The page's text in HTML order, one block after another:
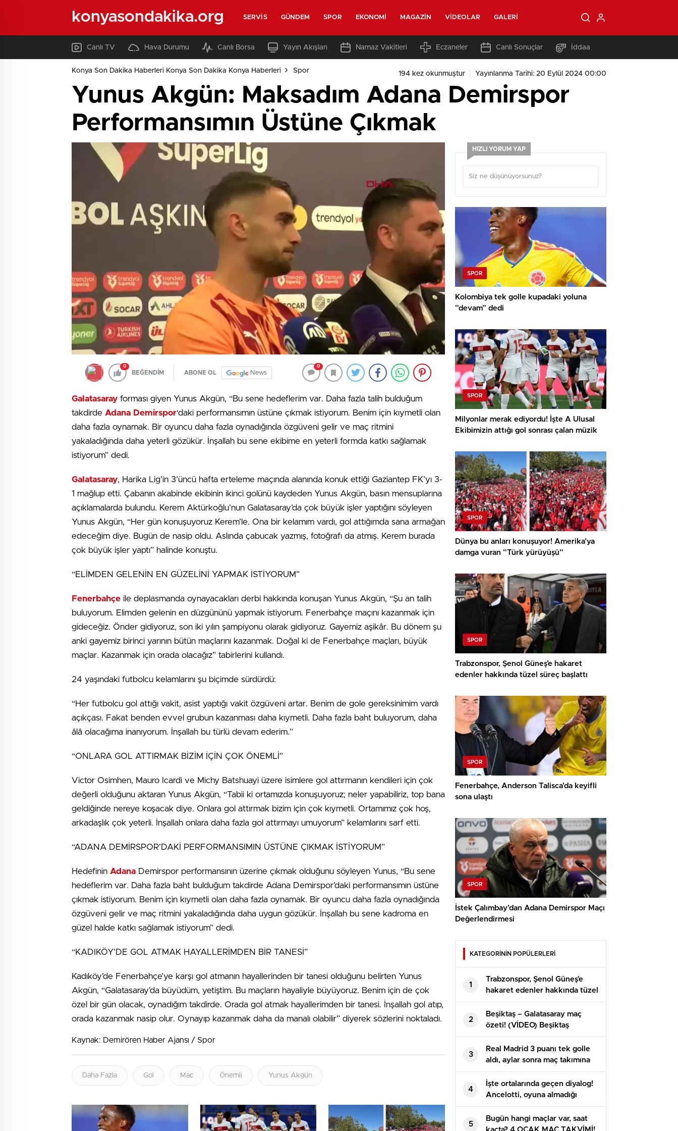
konyasondakika.org SERVIS GÜNDEM SPOR EKONOMI MAGAZIN VIDEOLAR GALERI
Canlı TV Hava Durumu Canlı Borsa Yayın Akışları Namaz Vakitleri Eczaneler Canlı Sonuçlar İddaa
Konya Son Dakika Haberleri Konya Son Dakika Konya Haberleri Spor 194 kez okunmuştur Yayınlanma Tarihi: 20 Eylül 2024 00:00
Yunus Akgün: Maksadım Adana Demirspor
Performansımın Üstüne Çıkmak
0
BEĞENDİM ABONE OL News
0
Galatasaray forması giyen Yunus Akgün, “Bu sene hedeflerim var. Daha fazla talih bulduğum
takdirde Adana Demirspor‘daki performansımın üstüne çıkmak istiyorum. Benim için kıymetli olan
daha fazla oynamak. Bir oyuncu daha fazla oynadığında özgüveni gelir ve maç ritmini
yakaladığında daha yeterli gözükür. İnşallah bu sene ekibime en yeterli formda katkı sağlamak
istiyorum” dedi.
Galatasaray, Harika Lig’in 3’üncü hafta erteleme maçında alanında konuk ettiği Gaziantep FK’yı 3-
1 mağlup etti. Çabanın akabinde ekibinin ikinci golünü kaydeden Yunus Akgün, basın mensuplarına
açıklamalarda bulundu. Kerem Aktürkoğlu’nun Galatasaray’da çok büyük işler yaptığını söyleyen
Yunus Akgün, “Her gün konuşuyoruz Kerem’le. Ona bir kelamım vardı, gol attığımda sana armağan
edeceğim diye. Bugün de nasip oldu. Aslında çabucak yazmış, fotoğrafı da atmış. Kerem burada
çok büyük işler yaptı” halinde konuştu.
“ELİMDEN GELENİN EN GÜZELİNİ YAPMAK İSTİYORUM”
Fenerbahçe ile deplasmanda oynayacakları derbi hakkında konuşan Yunus Akgün, “Şu an talih
buluyorum. Elimden gelenin en düzgününü yapmak istiyorum. Fenerbahçe maçını kazanmak için
gideceğiz. Önder gidiyoruz, son iki yılın şampiyonu olarak gidiyoruz. Gayemiz aşikâr. Bu dönem şu
anki gayemiz birinci yarının bütün maçlarını kazanmak. Doğal ki de Fenerbahçe maçları, büyük
maçlar. Kazanmak için orada olacağız” tabirlerini kullandı.
24 yaşındaki futbolcu kelamlarını şu biçimde sürdürdü:
“Her futbolcu gol attığı vakit, asist yaptığı vakit özgüveni artar. Benim de gole gereksinimim vardı
açıkçası. Fakat benden evvel grubun kazanması daha kıymetli. Daha fazla baht buluyorum, daha
âlâ olacağıma inanıyorum. İnşallah bu türlü devam ederim.”
“ONLARA GOL ATTIRMAK BİZİM İÇİN ÇOK ÖNEMLİ”
Victor Osimhen, Mauro Icardi ve Michy Batshuayi üzere isimlere gol attırmanın kendileri için çok
değerli olduğunu aktaran Yunus Akgün, “Tabii ki ortamızda konuşuyoruz; neler yapabiliriz, top bana
geldiğinde nereye koşacak diye. Onlara gol attırmak bizim için çok kıymetli. Ortamımız çok hoş,
arkadaşlık çok yeterli. İnşallah onlara daha fazla gol attırmayı umuyorum” kelamlarını sarf etti.
“ADANA DEMİRSPOR’DAKİ PERFORMANSIMIN ÜSTÜNE ÇIKMAK İSTİYORUM”
Hedefinin Adana Demirspor performansının üzerine çıkmak olduğunu söyleyen Yunus, “Bu sene
hedeflerim var. Daha fazla baht bulduğum takdirde Adana Demirspor’daki performansımın üstüne
çıkmak istiyorum. Benim için kıymetli olan daha fazla oynamak. Bir oyuncu daha fazla oynadığında
özgüveni gelir ve maç ritmini yakaladığında daha uygun gözükür. İnşallah bu sene kadroma en
güzel halde katkı sağlamak istiyorum” dedi.
“KADIKÖY’DE GOL ATMAK HAYALLERİMDEN BİR TANESİ”
Kadıköy’de Fenerbahçe’ye karşı gol atmanın hayallerinden bir tanesi olduğunu belirten Yunus
Akgün, “Galatasaray’da büyüdüm, yetiştim. Bu maçların hayaliyle büyüyoruz. Benim için de çok
özel bir gün olacak, oynadığım takdirde. Orada gol atmak hayallerimden bir tanesi. İnşallah gol atıp,
orada kazanmak nasip olur. Oynayıp kazanmak daha da manalı olabilir” diyerek sözlerini noktaladı.
Kaynak: Demirören Haber Ajansı / Spor
Daha Fazla Gol Mac Önemli Yunus Akgün
HIZLI YORUM YAP
SPOR
Kolombiya tek golle kupadaki yoluna
”devam” dedi
SPOR
Milyonlar merak ediyordu! İşte A Ulusal
Ekibimizin attığı gol sonrası çalan müzik
SPOR
Dünya bu anları konuşuyor! Amerika’ya
damga vuran ”Türk yürüyüşü”
SPOR
Trabzonspor, Şenol Güneş’e hakaret
edenler hakkında tüzel süreç başlattı
SPOR
Fenerbahçe, Anderson Talisca’da keyifli
sona ulaştı
SPOR
İstek Çalımbay’dan Adana Demirspor Maçı
Değerlendirmesi
KATEGORİNİN POPÜLERLERİ
1
Trabzonspor, Şenol Güneş’e
hakaret edenler hakkında tüzel
süreç başlattı
2
Beşiktaş – Galatasaray maç
özeti! (VİDEO) Beşiktaş
Galatasaray maçı özeti izle!
BJK GS maçı kaç kaç bitti?
3
Real Madrid 3 puanı tek golle
aldı, aylar sonra maç takımına
giren Arda yeniden baht
bulamadı
4
İşte ortalarında geçen diyalog!
Ancelotti, oyuna almadığı
Arda’yı maç sonu soyunma
odasına çekti
5
Bugün hangi maçlar var, saat